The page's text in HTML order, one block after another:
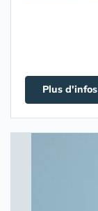
Plus d'infos